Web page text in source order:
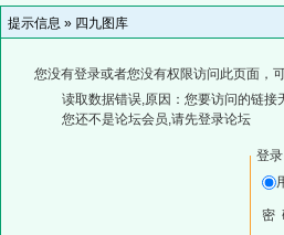
提示信息 » 四九图库
您没有登录或者您没有权限访问此页面，
读取数据错误,原因：您要访问的链
您还不是论坛会员,请先登录论坛
登录
密